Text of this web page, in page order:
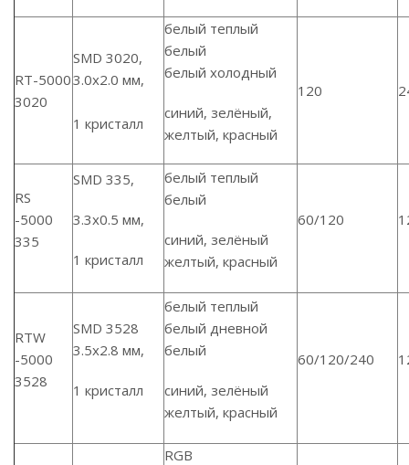
RT-5000
3020
SMD 3020,
3.0х2.0 мм,
1 кристалл
белый теплый
белый
белый холодный
синий, зелёный,
желтый, красный
120
RS
-5000
335
SMD 335,
3.3х0.5 мм,
1 кристалл
белый теплый
белый
синий, зелёный
желтый, красный
60/120
RTW
-5000
3528
SMD 3528
3.5х2.8 мм,
1 кристалл
белый теплый
белый дневной
белый
синий, зелёный
желтый, красный
60/120/240
RGB